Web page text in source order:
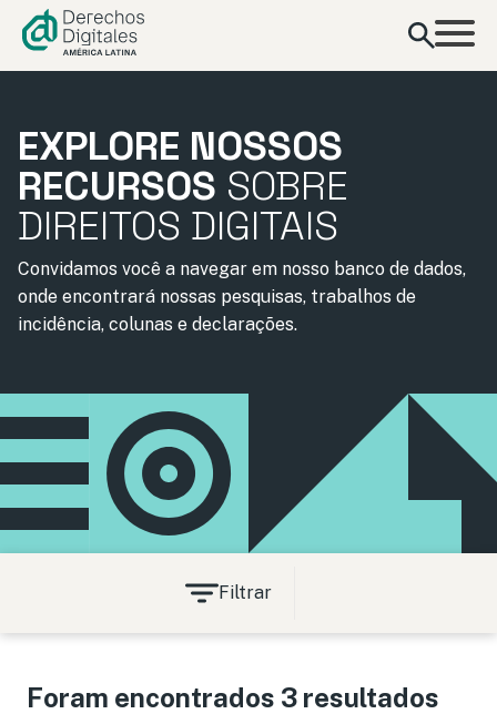
conteúdo
EXPLORE NOSSOS
RECURSOS SOBRE
DIREITOS DIGITAIS
Convidamos você a navegar em nosso banco de dados,
onde encontrará nossas pesquisas, trabalhos de
incidência, colunas e declarações.
Filtrar
Foram encontrados 3 resultados